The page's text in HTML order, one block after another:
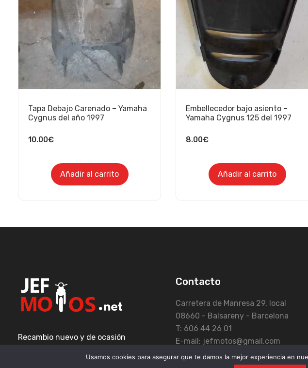
Tapa Debajo Carenado – Yamaha
Cygnus del año 1997
10.00€
Añadir al carrito
Embellecedor bajo asiento –
Yamaha Cygnus 125 del 1997
8.00€
Añadir al carrito
Recambio nuevo y de ocasión
Contacto
Carretera de Manresa 29, local
08660 - Balsareny - Barcelona
T: 606 44 26 01
E-mail: jefmotos@gmail.com
Usamos cookies para asegurar que te damos la mejor experiencia en